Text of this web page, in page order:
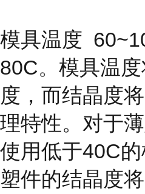
模具温度
80C。模具温
度，而结晶度
理特性。对于
使用低于40C
塑件的结晶度